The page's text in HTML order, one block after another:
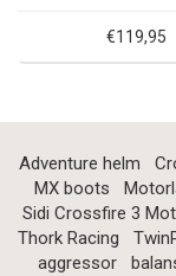
€119,95
Adventure helm
MX boots
Sidi Crossfire 3
Thork Racing
aggressor